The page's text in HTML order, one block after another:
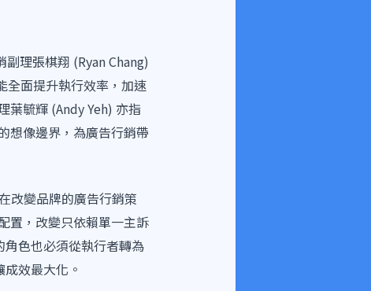
理張棋翔 (Ryan Chang)
面提升執行效率，加速
葉毓輝 (Andy Yeh) 亦指
想像邊界，為廣告行銷帶
改變品牌的廣告行銷策
置，改變只依賴單一主訴
色也必須從執行者轉為
效最大化。